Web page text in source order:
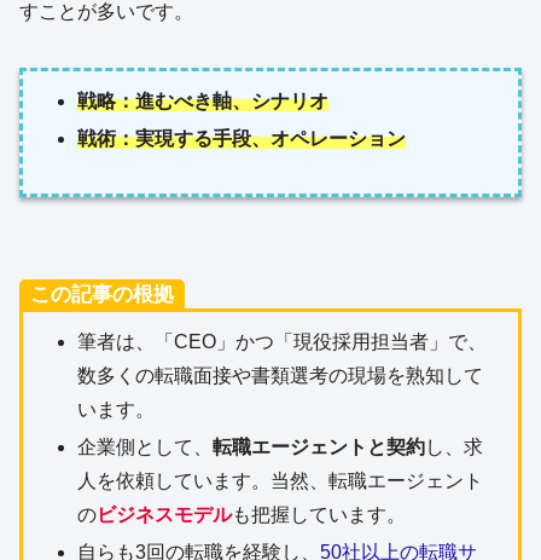
すことが多いです。
戦略：進むべき軸、シナリオ
戦術：実現する手段、オペレーション
この記事の根拠
筆者は、「CEO」かつ「現役採用担当者」で、
数多くの転職面接や書類選考の現場を熟知して
います。
企業側として、転職エージェントと契約し、求
人を依頼しています。当然、転職エージェント
のビジネスモデルも把握しています。
自らも3回の転職を経験し、50社以上の転職サ